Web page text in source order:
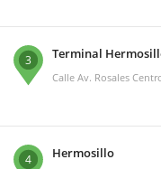
3 Terminal
Calle Av. Rosales
4 Hermosillo